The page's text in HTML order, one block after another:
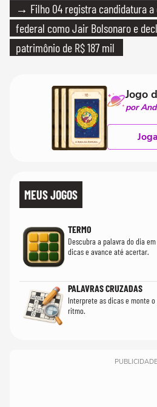
→ Filho 04 registra candidatura a
federal como Jair Bolsonaro e
patrimônio de R$ 187 mil
Jogo
por
MEUS JOGOS
TERMO
Descubra a palavra do dia
dicas e avance até acertar.
PALAVRAS CRUZADAS
Interprete as dicas e monte
ritmo.
PUBLICIDADE